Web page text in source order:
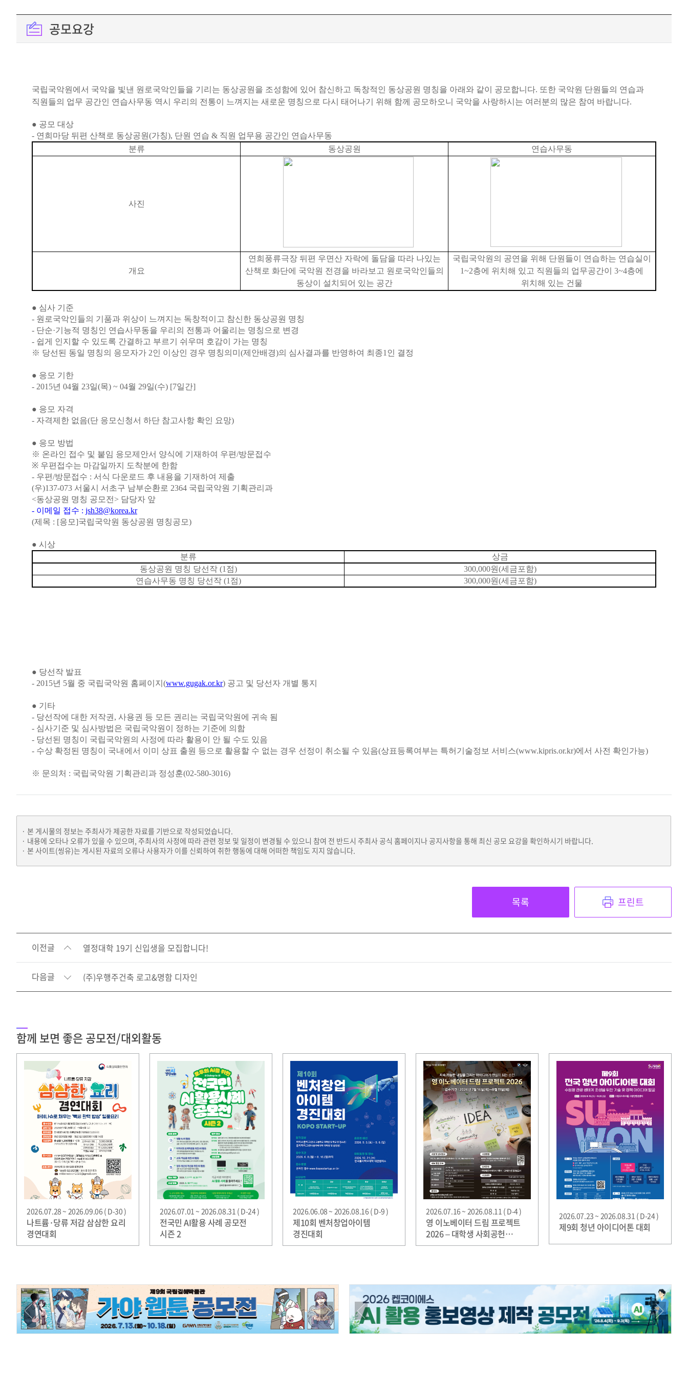
공모요강
국립국악원에서 국악을 빛낸 원로국악인들을 기리는 동상공원을 조성함에 있어 참신하고 독창적인 동상공원 명칭을 아래와 같이 공모합니다. 또한 국악원 단원들의 연습과
직원들의 업무 공간인 연습사무동 역시 우리의 전통이 느껴지는 새로운 명칭으로 다시 태어나기 위해 함께 공모하오니 국악을 사랑하시는 여러분의 많은 참여 바랍니다.
● 공모 대상
- 연희마당 뒤편 산책로 동상공원(가칭), 단원 연습 & 직원 업무용 공간인 연습사무동
분류
동상공원 연습사무동
사진
개요
연희풍류극장 뒤편 우면산 자락에 돌담을 따라 나있는
산책로 화단에 국악원 전경을 바라보고 원로국악인들의
동상이 설치되어 있는 공간
국립국악원의 공연을 위해 단원들이 연습하는 연습실이
1~2층에 위치해 있고 직원들의 업무공간이 3~4층에
위치해 있는 건물
● 심사 기준
- 원로국악인들의 기품과 위상이 느껴지는 독창적이고 참신한 동상공원 명칭
- 단순·기능적 명칭인 연습사무동을 우리의 전통과 어울리는 명칭으로 변경
- 쉽게 인지할 수 있도록 간결하고 부르기 쉬우며 호감이 가는 명칭
※ 당선된 동일 명칭의 응모자가 2인 이상인 경우 명칭의미(제안배경)의 심사결과를 반영하여 최종1인 결정
● 응모 기한
- 2015년 04월 23일(목) ~ 04월 29일(수) [7일간]
● 응모 자격
- 자격제한 없음(단 응모신청서 하단 참고사항 확인 요망)
● 응모 방법
※ 온라인 접수 및 붙임 응모제안서 양식에 기재하여 우편/방문접수
※ 우편접수는 마감일까지 도착분에 한함
- 우편/방문접수 : 서식 다운로드 후 내용을 기재하여 제출
(우)137-073 서울시 서초구 남부순환로 2364 국립국악원 기획관리과
<동상공원 명칭 공모전> 담당자 앞
- 이메일 접수 : jsh38@korea.kr
(제목 : [응모]국립국악원 동상공원 명칭공모)
● 시상
분류
상금
동상공원 명칭 당선작 (1점)
300,000원(세금포함)
연습사무동 명칭 당선작 (1점)
300,000원(세금포함)
● 당선작 발표
- 2015년 5월 중 국립국악원 홈페이지(www.gugak.or.kr) 공고 및 당선자 개별 통지
● 기타
- 당선작에 대한 저작권, 사용권 등 모든 권리는 국립국악원에 귀속 됨
- 심사기준 및 심사방법은 국립국악원이 정하는 기준에 의함
- 당선된 명칭이 국립국악원의 사정에 따라 활용이 안 될 수도 있음
- 수상 확정된 명칭이 국내에서 이미 상표 출원 등으로 활용할 수 없는 경우 선정이 취소될 수 있음(상표등록여부는 특허기술정보 서비스(www.kipris.or.kr)에서 사전 확인가능)
※ 문의처 : 국립국악원 기획관리과 정성훈(02-580-3016)
본 게시물의 정보는 주최사가 제공한 자료를 기반으로 작성되었습니다.
내용에 오타나 오류가 있을 수 있으며, 주최사의 사정에 따라 관련 정보 및 일정이 변경될 수 있으니 참여 전 반드시 주최사 공식 홈페이지나 공지사항을 통해 최신 공모 요강을 확인하시기 바랍니다.
본 사이트(씽유)는 게시된 자료의 오류나 사용자가 이를 신뢰하여 취한 행동에 대해 어떠한 책임도 지지 않습니다.
목록 프린트
이전글 열정대학 19기 신입생을 모집합니다!
다음글 (주)우행주건축 로고&명함 디자인
함께 보면 좋은 공모전/대외활동
2026.07.28 ~ 2026.09.06 ( D-30 )
나트륨·당류 저감 삼삼한 요리
경연대회
2026.07.01 ~ 2026.08.31 ( D-24 )
전국민 AI활용 사례 공모전
시즌 2
2026.06.08 ~ 2026.08.16 ( D-9 )
제10회 벤처창업아이템
경진대회
2026.07.16 ~ 2026.08.11 ( D-4 )
영 이노베이터 드림 프로젝트
2026 – 대학생 사회공헌
아이디어 공모전
2026.07.23 ~ 2026.08.31 ( D-24 )
제9회 청년 아이디어톤 대회